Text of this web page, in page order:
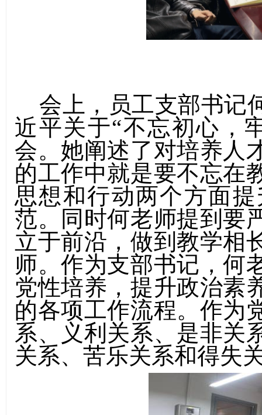
会上，员工支部书记
近平关于“不忘初心，
会。她阐述了对培养人
的工作中就是要不忘在
思想和行动两个方面
范。同时何老师提到要
立于前沿，做到教学相
师。作为支部书记，何
党性培养，提升政治素
的各项工作流程。作为
系、义利关系、是非关
关系、苦乐关系和得失